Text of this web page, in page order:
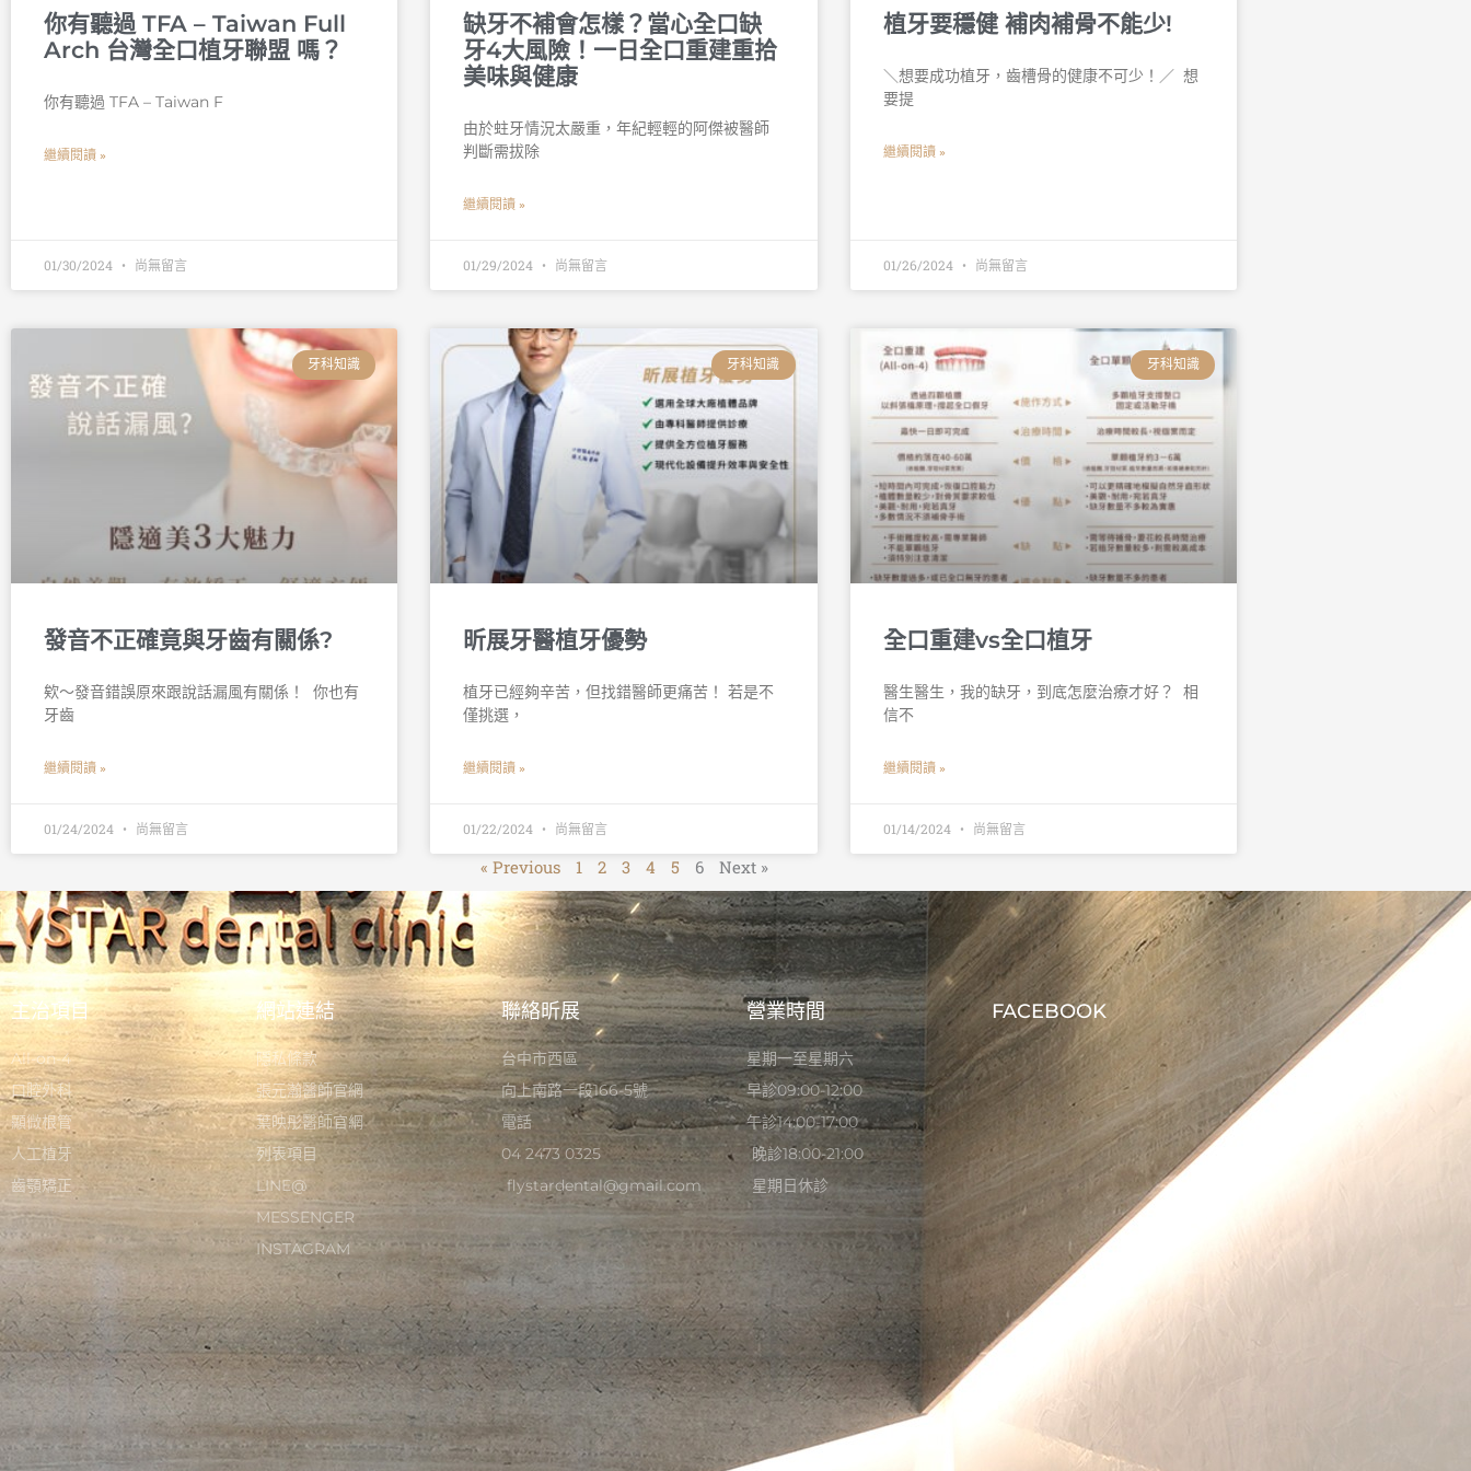
你有聽過 TFA – Taiwan Full
Arch 台灣全口植牙聯盟 嗎？
你有聽過 TFA – Taiwan F
繼續閱讀 »
01/30/2024 尚無留言
缺牙不補會怎樣？當心全口缺
牙4大風險！一日全口重建重拾
美味與健康
由於蛀牙情況太嚴重，年紀輕輕的阿傑被醫師
判斷需拔除
繼續閱讀 »
01/29/2024 尚無留言
植牙要穩健 補肉補骨不能少!
＼想要成功植牙，齒槽骨的健康不可少！／ 󠀠 想
要提
繼續閱讀 »
01/26/2024 尚無留言
牙科知識
發音不正確竟與牙齒有關係?
欸～發音錯誤原來跟說話漏風有關係！ 󠀠 你也有
牙齒
繼續閱讀 »
01/24/2024 尚無留言
牙科知識
昕展牙醫植牙優勢
植牙已經夠辛苦，但找錯醫師更痛苦！ 若是不
僅挑選，
繼續閱讀 »
01/22/2024 尚無留言
牙科知識
全口重建vs全口植牙
醫生醫生，我的缺牙，到底怎麼治療才好？ 󠀠 相
信不
繼續閱讀 »
01/14/2024 尚無留言
« Previous 1 2 3 4 5 6 Next »
主治項目
All-on-4
口腔外科
顯微根管
人工植牙
齒顎矯正
網站連結
隱私條款
張元瀚醫師官網
葉映彤醫師官網
列表項目
LINE@
MESSENGER
INSTAGRAM
聯絡昕展
台中市西區
向上南路一段166-5號
電話
04 2473 0325
flystardental@gmail.com
營業時間
星期一至星期六
早診09:00-12:00
午診14:00-17:00
晚診18:00-21:00
星期日休診
FACEBOOK